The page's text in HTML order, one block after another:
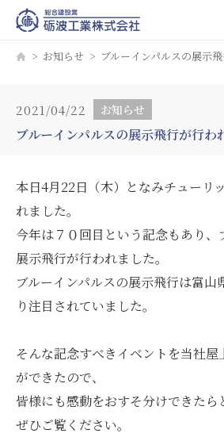
お知らせ ブルーインパルスの展示
2021/04/22 お知らせ
ブルーインパルスの展示飛行が行わ
本日4月22日（木）となみチューリ
れました。
今年は７０回目という記念もあり、
展示飛行が行われました。
ブルーインパルスの展示飛行は富山
り注目されていました。
そんな記念すべきイベントを当社屋
ができたので、
皆様にも感動をおすそ分けできたら
ぜひご覧ください。